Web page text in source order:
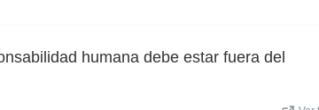
humana debe estar fuera del